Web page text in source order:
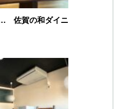
佐賀の和ダイニ